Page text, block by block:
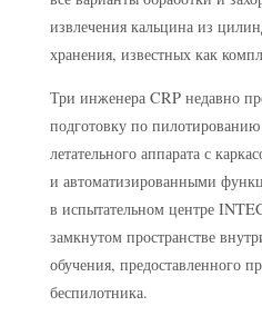
извлечения кальцина из
хранения, известных как
Три инженера CRP недавно
подготовку по пилотированию
летательного аппарата с
и автоматизированными
в испытательном центре
замкнутом пространстве
обучения, предоставленного
беспилотника.